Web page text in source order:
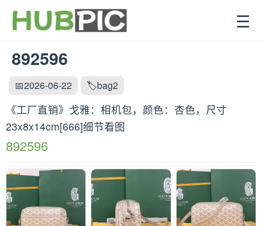
☰
892596
📅2026-06-22 🏷️bag2
《工厂直销》戈雅：‌相机包，颜色：杏色，尺寸‌
23x8x14cm[666]细节看图
892596